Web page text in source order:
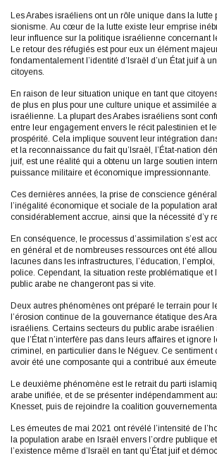
Les Arabes israéliens ont un rôle unique dans la lutte
sionisme. Au cœur de la lutte existe leur emprise
leur influence sur la politique israélienne concernant
Le retour des réfugiés est pour eux un élément
fondamentalement l’identité d’Israël d’un État juif à
citoyens.
En raison de leur situation unique en tant que
de plus en plus pour une culture unique et assimilée
israélienne. La plupart des Arabes israéliens sont
entre leur engagement envers le récit palestinien et
prospérité. Cela implique souvent leur intégration
et la reconnaissance du fait qu’Israël, l’État-nation
juif, est une réalité qui a obtenu un large soutien
puissance militaire et économique impressionnante.
Ces dernières années, la prise de conscience
l’inégalité économique et sociale de la population
considérablement accrue, ainsi que la nécessité d’y
En conséquence, le processus d’assimilation s’est
en général et de nombreuses ressources ont été
lacunes dans les infrastructures, l’éducation,
police. Cependant, la situation reste problématique et
public arabe ne changeront pas si vite.
Deux autres phénomènes ont préparé le terrain pour
l’érosion continue de la gouvernance étatique des
israéliens. Certains secteurs du public arabe israélien
que l’État n’interfère pas dans leurs affaires et ignore
criminel, en particulier dans le Néguev. Ce sentiment
avoir été une composante qui a contribué aux
Le deuxième phénomène est le retrait du parti
arabe unifiée, et de se présenter indépendamment
Knesset, puis de rejoindre la coalition
Les émeutes de mai 2021 ont révélé l’intensité de
la population arabe en Israël envers l’ordre publique
l’existence même d’Israël en tant qu’État juif et